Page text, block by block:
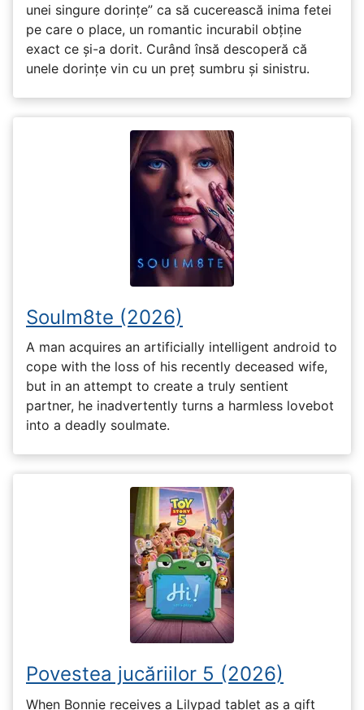
unei singure dorințe” ca să cucerească inima fetei
pe care o place, un romantic incurabil obține
exact ce și-a dorit. Curând însă descoperă că
unele dorințe vin cu un preț sumbru și sinistru.
Soulm8te (2026)
A man acquires an artificially intelligent android to
cope with the loss of his recently deceased wife,
but in an attempt to create a truly sentient
partner, he inadvertently turns a harmless lovebot
into a deadly soulmate.
Povestea jucăriilor 5 (2026)
When Bonnie receives a Lilypad tablet as a gift